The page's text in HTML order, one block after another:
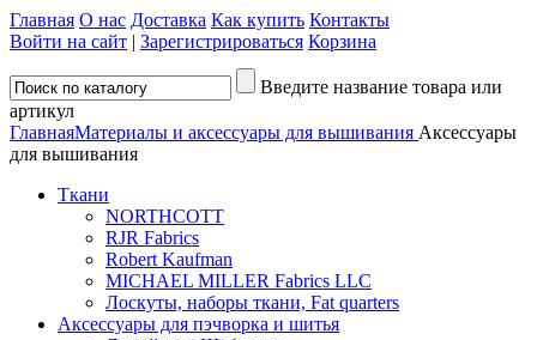
Главная О нас Доставка Как купить Контакты
Войти на сайт | Зарегистрироваться Корзина
Введите название товара или
артикул
ГлавнаяМатериалы и аксессуары для вышивания Аксессуары
для вышивания
Ткани
NORTHCOTT
RJR Fabrics
Robert Kaufman
MICHAEL MILLER Fabrics LLC
Лоскуты, наборы ткани, Fat quarters
Аксессуары для пэчворка и шитья